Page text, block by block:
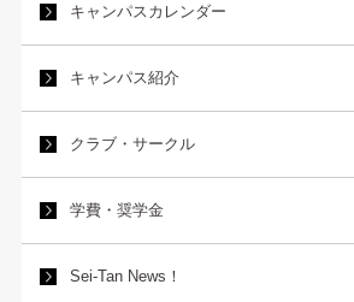
キャンパスカレンダー
キャンパス紹介
クラブ・サークル
学費・奨学金
Sei-Tan News！